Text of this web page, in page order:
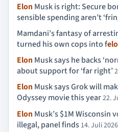
Elon Musk is right: Secure
sensible spending aren’t
Mamdani’s fantasy of
turned his own cops into f
Elon Musk says he backs
about support for ‘far right’
Elon Musk says Grok will
Odyssey movie this year22.
Elon Musk’s $1M Wisconsin
illegal, panel finds 14. Juli